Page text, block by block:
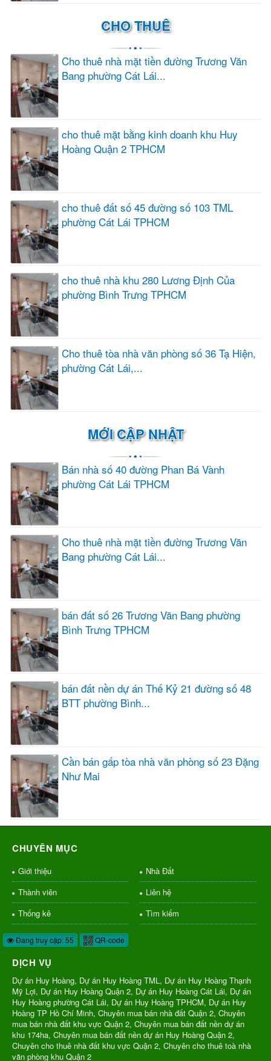
CHO THUÊ
Cho thuê nhà mặt tiền đường Trương Văn
Bang phường Cát Lái...
cho thuê mặt bằng kinh doanh khu Huy
Hoàng Quận 2 TPHCM
cho thuê đất số 45 đường số 103 TML
phường Cát Lái TPHCM
cho thuê nhà khu 280 Lương Định Của
phường Bình Trưng TPHCM
Cho thuê tòa nhà văn phòng số 36 Tạ Hiện,
phường Cát Lái,...
MỚI CẬP NHẬT
Bán nhà số 40 đường Phan Bá Vành
phường Cát Lái TPHCM
Cho thuê nhà mặt tiền đường Trương Văn
Bang phường Cát Lái...
bán đất số 26 Trương Văn Bang phường
Bình Trưng TPHCM
bán đất nền dự án Thế Kỷ 21 đường số 48
BTT phường Bình...
Cần bán gấp tòa nhà văn phòng số 23 Đặng
Như Mai
CHUYÊN MỤC
Giới thiệu
Nhà Đất
Thành viên
Liên hệ
Thống kê
Tìm kiếm
Đang truy cập: 55 QR-code
DỊCH VỤ
Dự án Huy Hoàng, Dự án Huy Hoàng TML, Dự án Huy Hoàng Thạnh
Mỹ Lợi, Dự án Huy Hoàng Quận 2, Dự án Huy Hoàng Cát Lái, Dự án
Huy Hoàng phường Cát Lái, Dự án Huy Hoàng TPHCM, Dự án Huy
Hoàng TP Hồ Chí Minh, Chuyên mua bán nhà đất Quận 2, Chuyên
mua bán nhà đất khu vực Quận 2, Chuyên mua bán đất nền dự án
khu 174ha, Chuyên mua bán đất nền dự án Huy Hoàng Quận 2,
Chuyên cho thuê nhà đất khu vực Quận 2, Chuyên cho thuê toà nhà
văn phòng khu Quận 2